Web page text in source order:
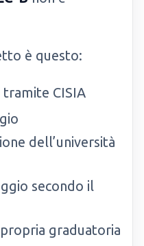
è questo:
tramite CISIA
dell’università
secondo il
graduatoria